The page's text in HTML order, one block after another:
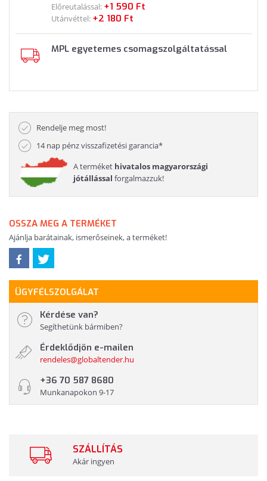
Előreutalással: +1 590 Ft
Utánvéttel: +2 180 Ft
MPL egyetemes csomagszolgáltatással
Rendelje meg most!
14 nap pénz visszafizetési garancia*
A terméket hivatalos magyarországi
jótállással forgalmazzuk!
OSSZA MEG A TERMÉKET
Ajánlja barátainak, ismerőseinek, a terméket!
ÜGYFÉLSZOLGÁLAT
Kérdése van?
Segíthetünk bármiben?
Érdeklődjön e-mailen
rendeles@globaltender.hu
+36 70 587 8680
Munkanapokon 9-17
SZÁLLÍTÁS
Akár ingyen